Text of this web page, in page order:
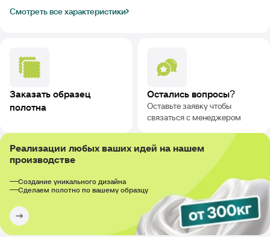
Смотреть все характеристики
Заказать образец
полотна
Остались вопросы?
Оставьте заявку чтобы
связаться с менеджером
Реализации любых ваших идей на нашем
производстве
Создание уникального дизайна
Сделаем полотно по вашему образцу